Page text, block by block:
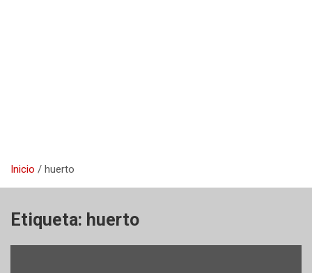
Inicio huerto
Etiqueta: huerto